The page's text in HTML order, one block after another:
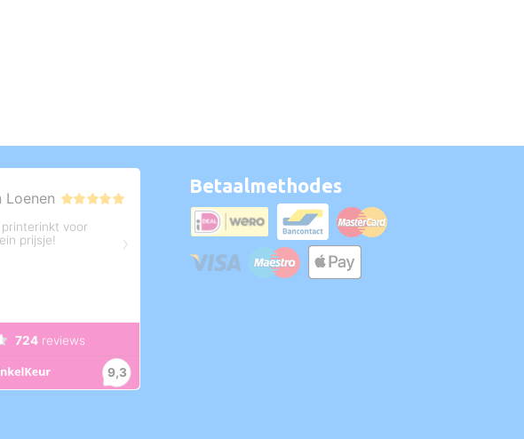
Betaalmethodes